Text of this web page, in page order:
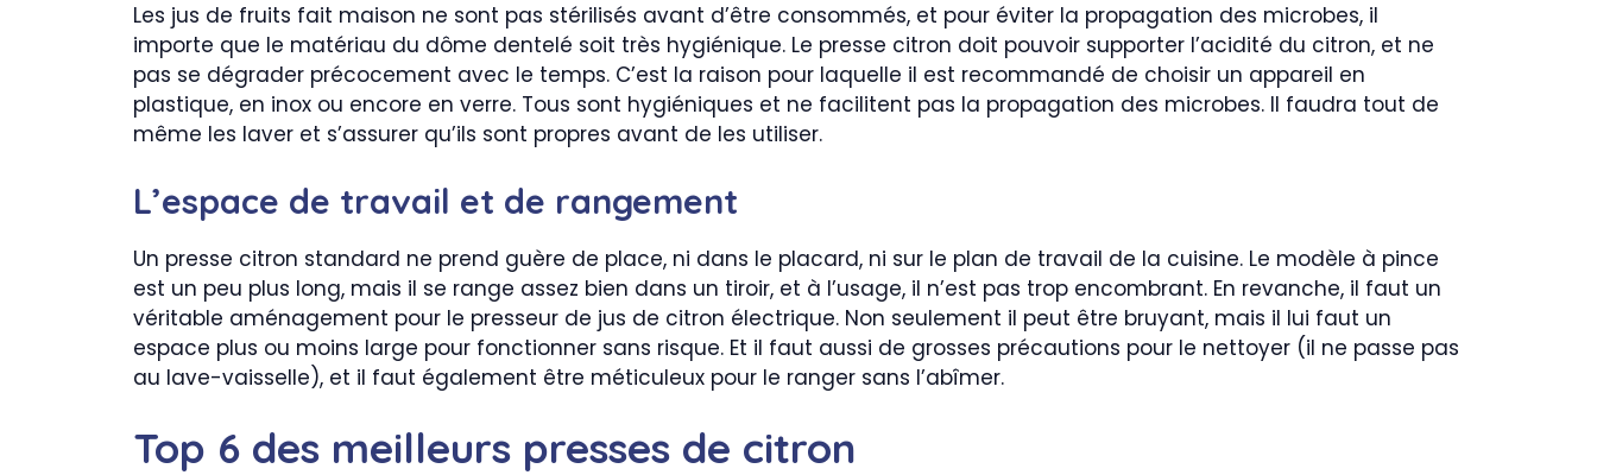
Les jus de fruits fait maison ne sont pas stérilisés avant d’être consommés, et pour éviter la propagation des microbes, il
importe que le matériau du dôme dentelé soit très hygiénique. Le presse citron doit pouvoir supporter l’acidité du citron, et ne
pas se dégrader précocement avec le temps. C’est la raison pour laquelle il est recommandé de choisir un appareil en
plastique, en inox ou encore en verre. Tous sont hygiéniques et ne facilitent pas la propagation des microbes. Il faudra tout de
même les laver et s’assurer qu’ils sont propres avant de les utiliser.
L’espace de travail et de rangement
Un presse citron standard ne prend guère de place, ni dans le placard, ni sur le plan de travail de la cuisine. Le modèle à pince
est un peu plus long, mais il se range assez bien dans un tiroir, et à l’usage, il n’est pas trop encombrant. En revanche, il faut un
véritable aménagement pour le presseur de jus de citron électrique. Non seulement il peut être bruyant, mais il lui faut un
espace plus ou moins large pour fonctionner sans risque. Et il faut aussi de grosses précautions pour le nettoyer (il ne passe pas
au lave-vaisselle), et il faut également être méticuleux pour le ranger sans l’abîmer.
Top 6 des meilleurs presses de citron